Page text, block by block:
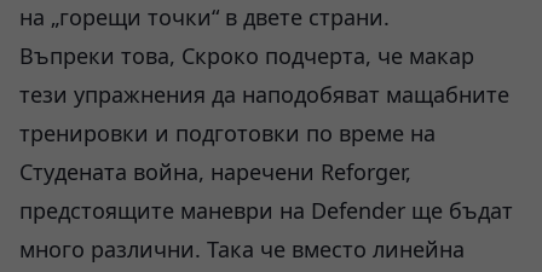
на „горещи точки“ в двете страни.
Въпреки това, Скроко подчерта, че макар
тези упражнения да наподобяват мащабните
тренировки и подготовки по време на
Студената война, наречени Reforger,
предстоящите маневри на Defender ще бъдат
много различни. Така че вместо линейна